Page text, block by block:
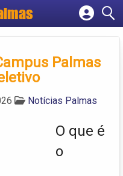
empresa
Palmas
Notícias Palmas
O que é
o